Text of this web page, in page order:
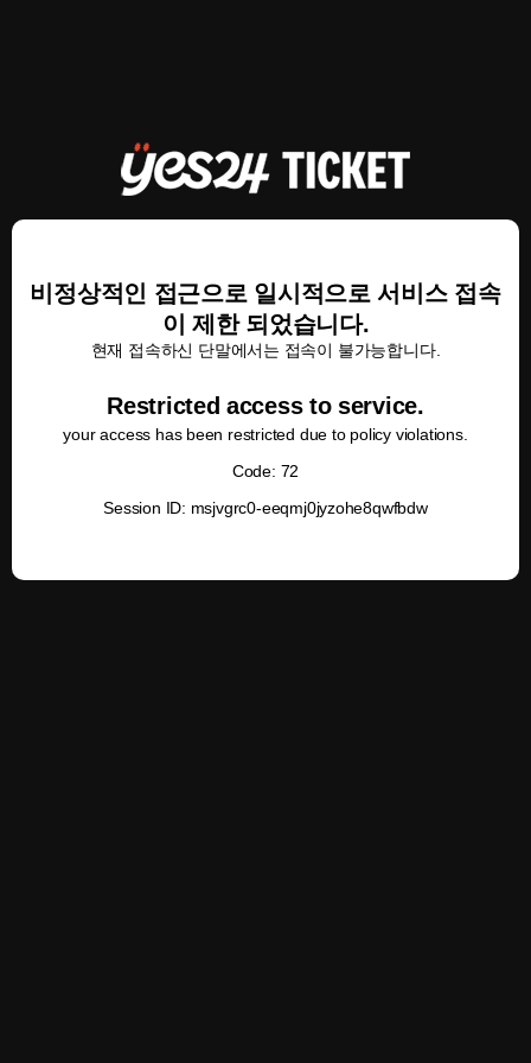
비정상적인 접근으로 일시적으로 서비스 접속
이 제한 되었습니다.
현재 접속하신 단말에서는 접속이 불가능합니다.
Restricted access to service.
your access has been restricted due to policy violations.
Code: 72
Session ID: msjvgrc0-eeqmj0jyzohe8qwfbdw